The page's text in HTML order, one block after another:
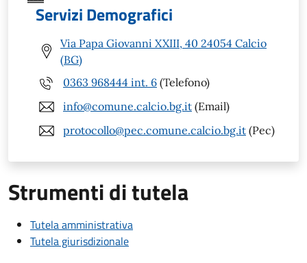
Servizi Demografici
Via Papa Giovanni XXIII, 40 24054 Calcio
(BG)
0363 968444 int. 6 (Telefono)
info@comune.calcio.bg.it (Email)
protocollo@pec.comune.calcio.bg.it (Pec)
Strumenti di tutela
Tutela amministrativa
Tutela giurisdizionale